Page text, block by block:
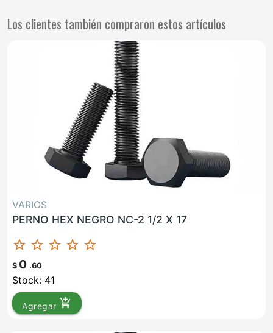
Los clientes también compraron estos artículos
VARIOS
PERNO HEX NEGRO NC-2 1/2 X 17
star_border star_border star_border star_border star_border
$ 0 .60
Stock: 41
Agregar add_shopping_cart